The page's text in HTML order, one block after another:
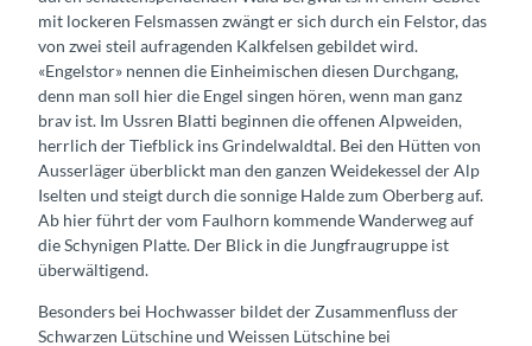
mit lockeren Felsmassen zwängt er sich durch ein Felstor, das
von zwei steil aufragenden Kalkfelsen gebildet wird.
«Engelstor» nennen die Einheimischen diesen Durchgang,
denn man soll hier die Engel singen hören, wenn man ganz
brav ist. Im Ussren Blatti beginnen die offenen Alpweiden,
herrlich der Tiefblick ins Grindelwaldtal. Bei den Hütten von
Ausserläger überblickt man den ganzen Weidekessel der Alp
Iselten und steigt durch die sonnige Halde zum Oberberg auf.
Ab hier führt der vom Faulhorn kommende Wanderweg auf
die Schynigen Platte. Der Blick in die Jungfraugruppe ist
überwältigend.
Besonders bei Hochwasser bildet der Zusammenfluss der
Schwarzen Lütschine und Weissen Lütschine bei